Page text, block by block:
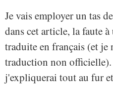
Je vais employer un tas
dans cet article, la faute
traduite en français (et je
traduction non officielle).
j'expliquerai tout au fur